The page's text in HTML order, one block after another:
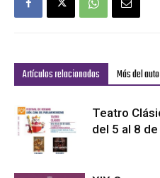
Artículos relacionados Más del
Teatro
del 5 al 8